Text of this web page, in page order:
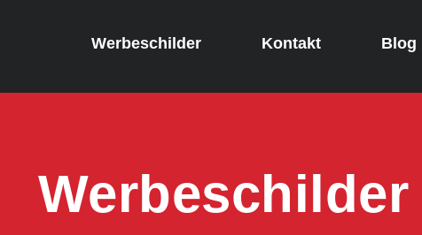
Werbeschilder Kontakt Blog
Werbeschilder